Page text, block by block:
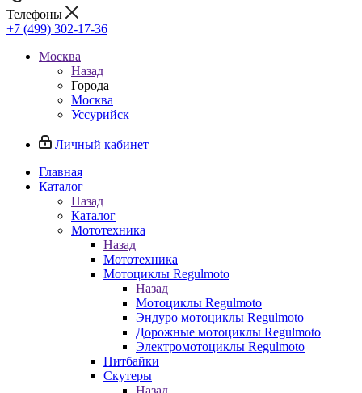
Телефоны
+7 (499) 302-17-36
Москва
Назад
Города
Москва
Уссурийск
Личный кабинет
Главная
Каталог
Назад
Каталог
Мототехника
Назад
Мототехника
Мотоциклы Regulmoto
Назад
Мотоциклы Regulmoto
Эндуро мотоциклы Regulmoto
Дорожные мотоциклы Regulmoto
Электромотоциклы Regulmoto
Питбайки
Скутеры
Назад